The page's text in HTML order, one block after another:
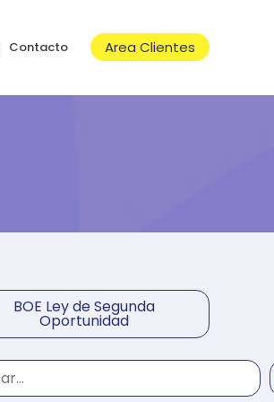
Contacto Area Clientes
BOE Ley de Segunda
Oportunidad